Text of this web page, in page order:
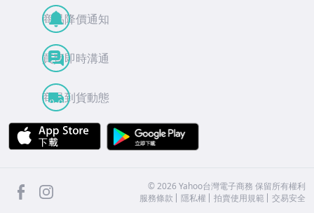
商品降價通知
買賣即時溝通
商品到貨動態
APP Store
facebook ©2026 Yahoo台灣電子商務 保留所有權利
服務條款
隱私權 拍賣使用規範 交易安全